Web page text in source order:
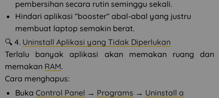
pembersihan secara rutin seminggu sekali.
Hindari aplikasi “booster” abal-abal yang justru
membuat laptop semakin berat.
🔍 4. Uninstall Aplikasi yang Tidak Diperlukan
Terlalu banyak aplikasi akan memakan ruang dan
memakan RAM.
Cara menghapus:
Buka Control Panel → Programs → Uninstall a